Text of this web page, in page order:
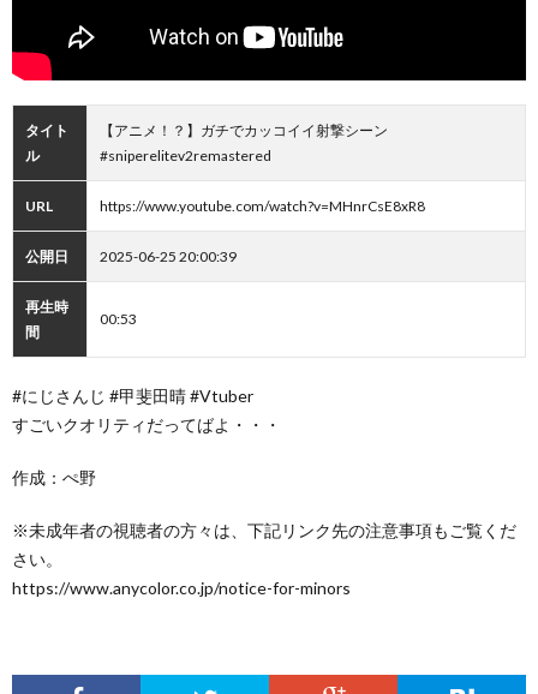
タイト
ル
【アニメ！？】ガチでカッコイイ射撃シーン
#sniperelitev2remastered
URL https://www.youtube.com/watch?v=MHnrCsE8xR8
公開日 2025-06-25 20:00:39
再生時
間
00:53
#にじさんじ #甲斐田晴 #Vtuber
すごいクオリティだってばよ・・・
作成：ぺ野
※未成年者の視聴者の方々は、下記リンク先の注意事項もご覧くだ
さい。
https://www.anycolor.co.jp/notice-for-minors